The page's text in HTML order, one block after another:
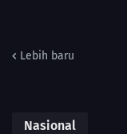
Lebih baru
Nasional